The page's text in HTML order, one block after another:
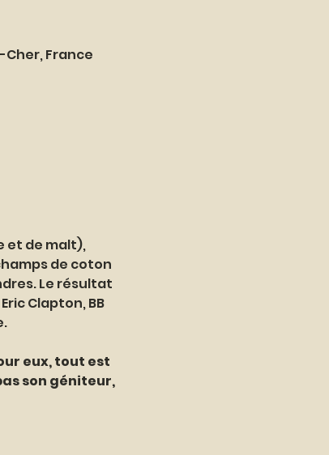
Cher, France
et de malt),
de coton
Le résultat
Clapton, BB
eux, tout est
son géniteur,